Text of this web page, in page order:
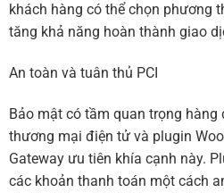
khách hàng có thể chọn phương
tăng khả năng hoàn thành giao
An toàn và tuân thủ PCI
Bảo mật có tầm quan trọng
thương mại điện tử và plugin
Gateway ưu tiên khía cạnh này.
các khoản thanh toán một cách